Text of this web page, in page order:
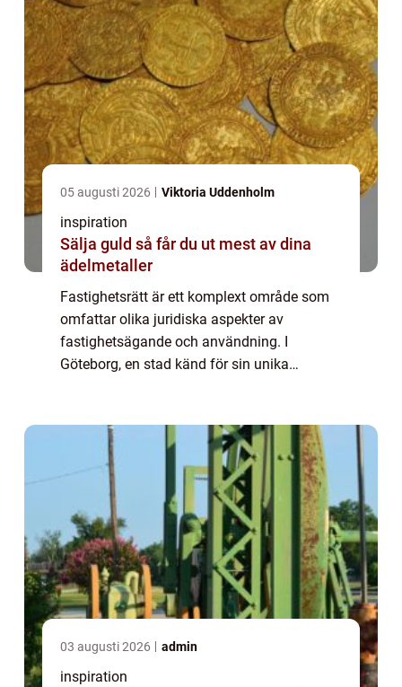
05 augusti 2026 Viktoria Uddenholm
inspiration
Sälja guld så får du ut mest av dina
ädelmetaller
Fastighetsrätt är ett komplext område som
omfattar olika juridiska aspekter av
fastighetsägande och användning. I
Göteborg, en stad känd för sin unika
03 augusti 2026 admin
inspiration